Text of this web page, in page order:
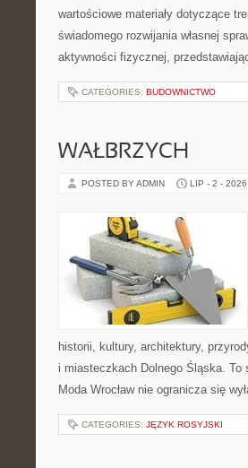
wartościowe materiały dotyczące
świadomego rozwijania własnej
aktywności fizycznej,
CATEGORIES: BUDOWNICTWO
WAŁBRZYCH
POSTED BY ADMIN LIP - 2 - 2026
historii, kultury, architektury,
i miasteczkach Dolnego Śląska.
Moda Wrocław nie ogranicza się
CATEGORIES: JĘZYK ROSYJSKI